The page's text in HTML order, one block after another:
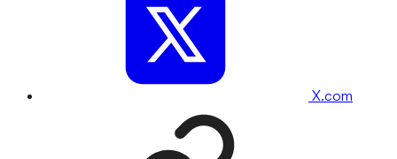
X.com